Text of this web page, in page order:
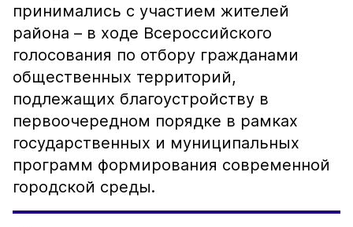
принимались с участием жителей
района – в ходе Всероссийского
голосования по отбору гражданами
общественных территорий,
подлежащих благоустройству в
первоочередном порядке в рамках
государственных и муниципальных
программ формирования современной
городской среды.